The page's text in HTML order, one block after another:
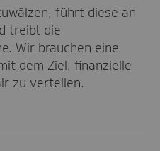
, führt diese an
treibt die
Wir brauchen eine
dem Ziel, finanzielle
zu verteilen.